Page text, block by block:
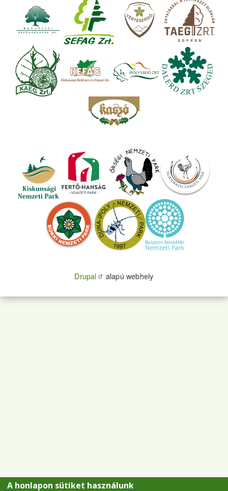
Drupal alapú webhely
A honlapon sütiket használunk